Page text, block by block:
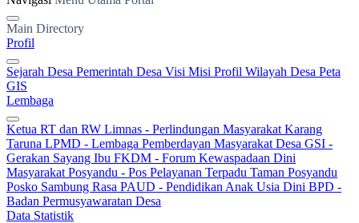
Main Directory
Profil
Sejarah Desa Pemerintah Desa Visi Misi Profil Wilayah Desa Peta
GIS
Lembaga
Ketua RT dan RW Limnas - Perlindungan Masyarakat Karang
Taruna LPMD - Lembaga Pemberdayan Masyarakat Desa GSI -
Gerakan Sayang Ibu FKDM - Forum Kewaspadaan Dini
Masyarakat Posyandu - Pos Pelayanan Terpadu Taman Posyandu
Posko Sambung Rasa PAUD - Pendidikan Anak Usia Dini BPD -
Badan Permusyawaratan Desa
Data Statistik